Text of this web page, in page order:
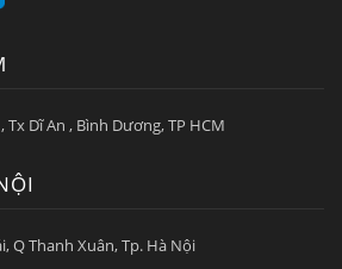
Dĩ An , Bình Dương, TP HCM
Q Thanh Xuân, Tp. Hà Nội